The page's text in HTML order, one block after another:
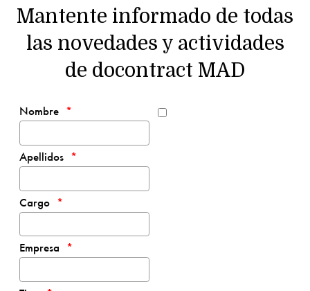
Mantente informado de todas
las novedades y actividades
de docontract MAD
Nombre
Apellidos
Cargo
Empresa